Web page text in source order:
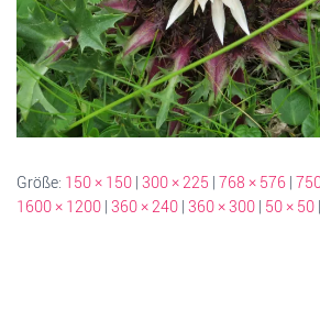
Größe: 150 × 150 | 300 × 225 | 768 × 576 |
1600 × 1200 | 360 × 240 | 360 × 300 | 50 × 50 |